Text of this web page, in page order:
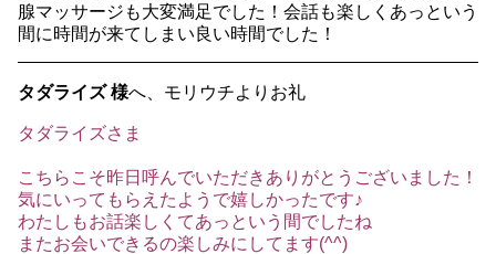
腺マッサージも大変満足でした！会話も楽しくあっという
間に時間が来てしまい良い時間でした！
タダライズ 様へ、モリウチよりお礼
タダライズさま
こちらこそ昨日呼んでいただきありがとうございました！
気にいってもらえたようで嬉しかったです♪
わたしもお話楽しくてあっという間でしたね
またお会いできるの楽しみにしてます(^^)